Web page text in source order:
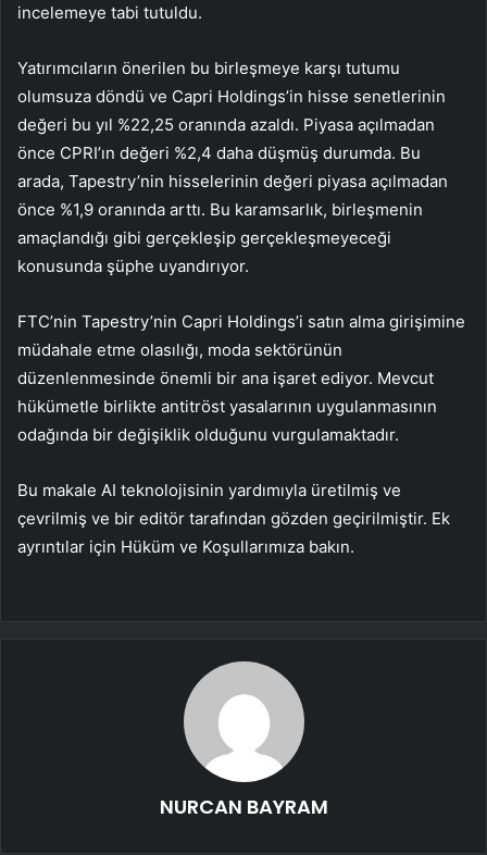
incelemeye tabi tutuldu.
Yatırımcıların önerilen bu birleşmeye karşı tutumu
olumsuza döndü ve Capri Holdings’in hisse senetlerinin
değeri bu yıl %22,25 oranında azaldı. Piyasa açılmadan
önce CPRI’ın değeri %2,4 daha düşmüş durumda. Bu
arada, Tapestry’nin hisselerinin değeri piyasa açılmadan
önce %1,9 oranında arttı. Bu karamsarlık, birleşmenin
amaçlandığı gibi gerçekleşip gerçekleşmeyeceği
konusunda şüphe uyandırıyor.
FTC’nin Tapestry’nin Capri Holdings’i satın alma girişimine
müdahale etme olasılığı, moda sektörünün
düzenlenmesinde önemli bir ana işaret ediyor. Mevcut
hükümetle birlikte antitröst yasalarının uygulanmasının
odağında bir değişiklik olduğunu vurgulamaktadır.
Bu makale AI teknolojisinin yardımıyla üretilmiş ve
çevrilmiş ve bir editör tarafından gözden geçirilmiştir. Ek
ayrıntılar için Hüküm ve Koşullarımıza bakın.
NURCAN BAYRAM